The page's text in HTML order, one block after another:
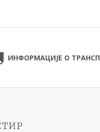
ИНФОРМАЦИЈЕ О